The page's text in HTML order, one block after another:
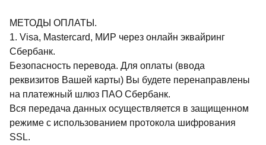
МЕТОДЫ ОПЛАТЫ.
1. Visa, Mastercard, МИР через онлайн эквайринг
Сбербанк.
Безопасность перевода. Для оплаты (ввода
реквизитов Вашей карты) Вы будете перенаправлены
на платежный шлюз ПАО Сбербанк.
Вся передача данных осуществляется в защищенном
режиме с использованием протокола шифрования
SSL.